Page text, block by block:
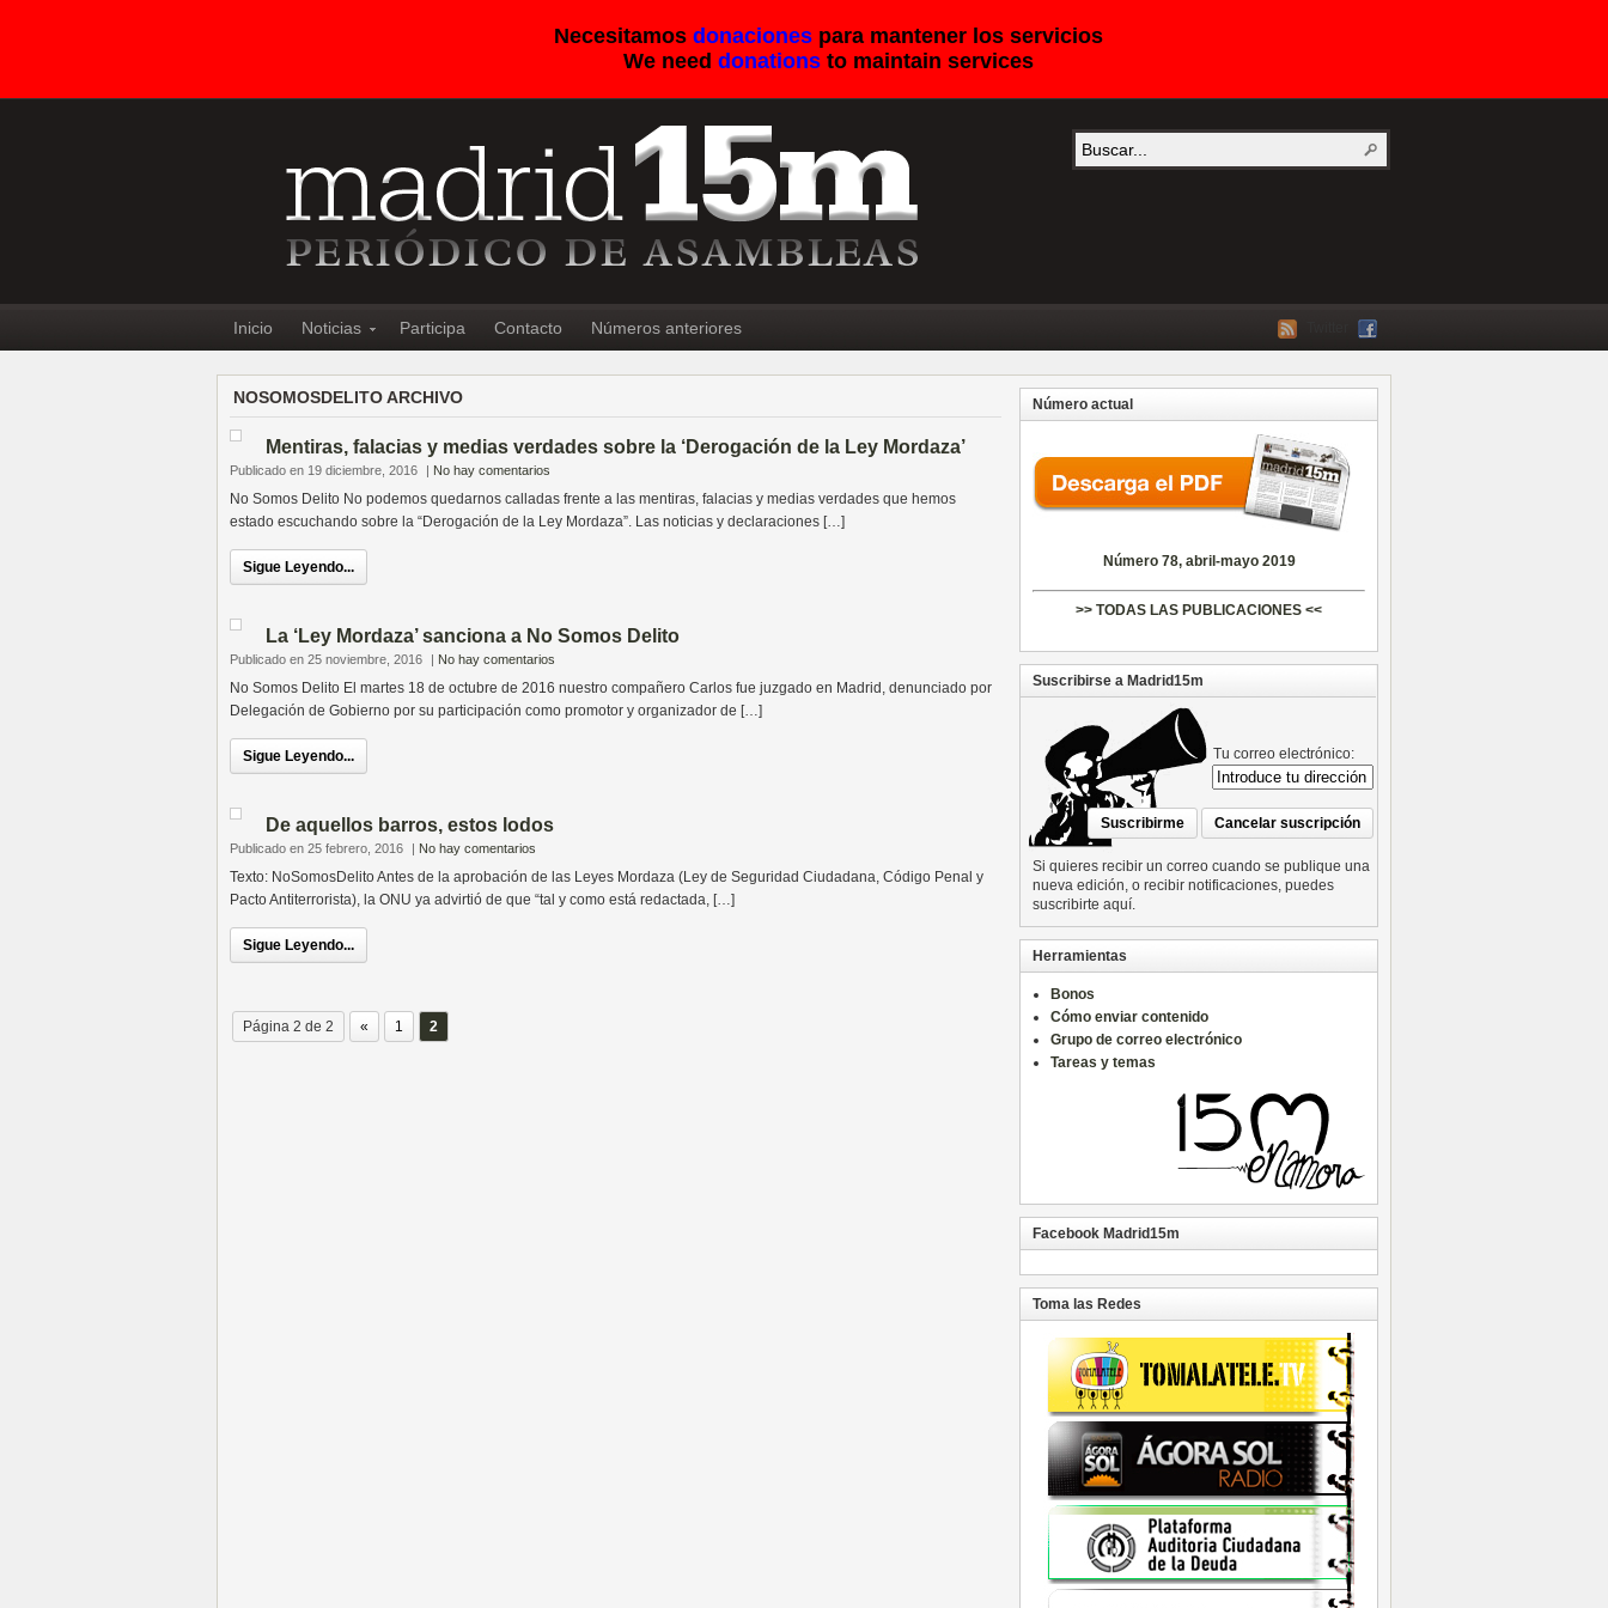
Necesitamos donacionespara mantener los servicios
We need donationsto maintain services
Inicio Noticias Participa Contacto Números anteriores
NOSOMOSDELITO ARCHIVO
Mentiras, falacias y medias verdades sobre la ‘Derogación de la Ley Mordaza’
Publicado en 19 diciembre, 2016 | No hay comentarios
No Somos Delito No podemos quedarnos calladas frente a las mentiras, falacias y medias verdades que hemos
estado escuchando sobre la “Derogación de la Ley Mordaza”. Las noticias y declaraciones […]
Sigue Leyendo...
La ‘Ley Mordaza’ sanciona a No Somos Delito
Publicado en 25 noviembre, 2016 | No hay comentarios
No Somos Delito El martes 18 de octubre de 2016 nuestro compañero Carlos fue juzgado en Madrid, denunciado por
Delegación de Gobierno por su participación como promotor y organizador de […]
Sigue Leyendo...
De aquellos barros, estos lodos
Publicado en 25 febrero, 2016 | No hay comentarios
Texto: NoSomosDelito Antes de la aprobación de las Leyes Mordaza (Ley de Seguridad Ciudadana, Código Penal y
Pacto Antiterrorista), la ONU ya advirtió de que “tal y como está redactada, […]
Sigue Leyendo...
Página 2 de 2 « 1 2
Número actual
Número 78, abril-mayo 2019
>> TODAS LAS PUBLICACIONES <<
Suscribirse a Madrid15m
Tu correo electrónico:
Si quieres recibir un correo cuando se publique una
nueva edición, o recibir notificaciones, puedes
suscribirte aquí.
Herramientas
Bonos
Cómo enviar contenido
Grupo de correo electrónico
Tareas y temas
Facebook Madrid15m
Toma las Redes